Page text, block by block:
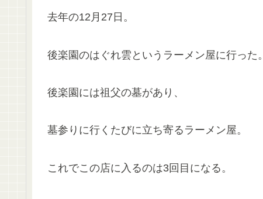
去年の12月27日。
後楽園のはぐれ雲というラーメン屋に行った。
後楽園には祖父の墓があり、
墓参りに行くたびに立ち寄るラーメン屋。
これでこの店に入るのは3回目になる。